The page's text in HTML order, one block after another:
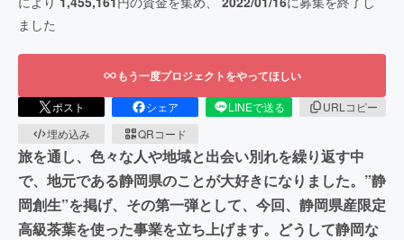
ました
もう一度プロジェクトをやってほしい
ポスト シェア LINEで送る
URLコピー
埋め込み
QRコード
旅を通し、色々な人や地域と出会い別れを繰り返す中
で、地元である静岡県のことが大好きになりました。”静
岡創生”を掲げ、その第一弾として、今回、静岡県産限定
高級茶葉を使った事業を立ち上げます。どうして静岡な